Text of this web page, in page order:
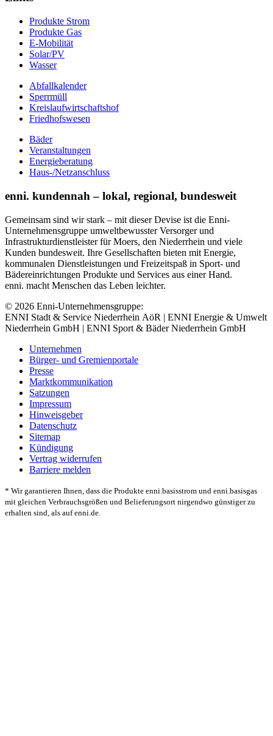
Produkte Strom
Produkte Gas
E-Mobilität
Solar/PV
Wasser
Abfallkalender
Sperrmüll
Kreislaufwirtschaftshof
Friedhofswesen
Bäder
Veranstaltungen
Energieberatung
Haus-/Netzanschluss
enni. kundennah – lokal, regional, bundesweit
Gemeinsam sind wir stark – mit dieser Devise ist die Enni-
Unternehmensgruppe umweltbewusster Versorger und
Infrastrukturdienstleister für Moers, den Niederrhein und viele
Kunden bundesweit. Ihre Gesellschaften bieten mit Energie,
kommunalen Dienstleistungen und Freizeitspaß in Sport- und
Bädereinrichtungen Produkte und Services aus einer Hand.
enni. macht Menschen das Leben leichter.
© 2026 Enni-Unternehmensgruppe:
ENNI Stadt & Service Niederrhein AöR | ENNI Energie & Umwelt
Niederrhein GmbH | ENNI Sport & Bäder Niederrhein GmbH
Unternehmen
Bürger- und Gremienportale
Presse
Marktkommunikation
Satzungen
Impressum
Hinweisgeber
Datenschutz
Sitemap
Kündigung
Vertrag widerrufen
Barriere melden
* Wir garantieren Ihnen, dass die Produkte enni.basisstrom und enni.basisgas
mit gleichen Verbrauchsgrößen und Belieferungsort nirgendwo günstiger zu
erhalten sind, als auf enni.de.